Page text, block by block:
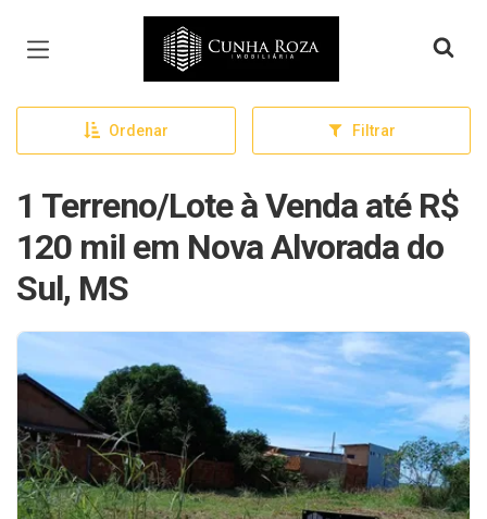
Página inicial
Ordenar Filtrar
1 Terreno/Lote à Venda até R$
120 mil em Nova Alvorada do
Sul, MS